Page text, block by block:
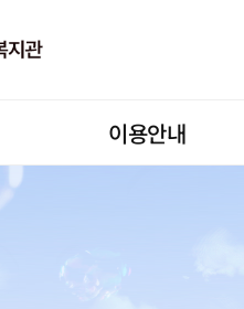
이용안내